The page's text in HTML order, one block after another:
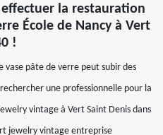
la restauration
École de Nancy à Vert
!
pâte de verre peut subir des
une professionnelle pour la
vintage à Vert Saint Denis dans
jewelry vintage entreprise